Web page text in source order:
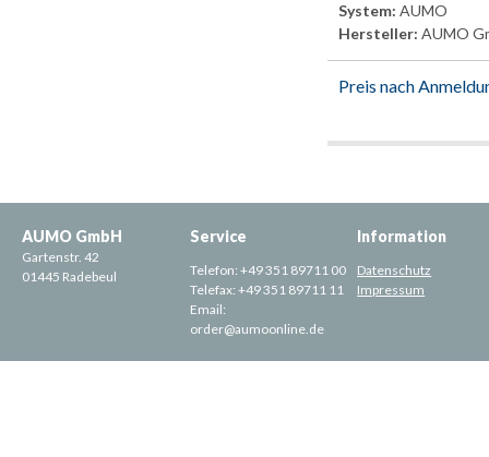
System: AUMO
Hersteller: AUMO
Preis nach
AUMO GmbH
Gartenstr. 42
01445 Radebeul
Service
Telefon: +49 351 89711 00
Telefax: +49 351 89711 11
Email:
order@aumoonline.de
Information
Datenschutz
Impressum